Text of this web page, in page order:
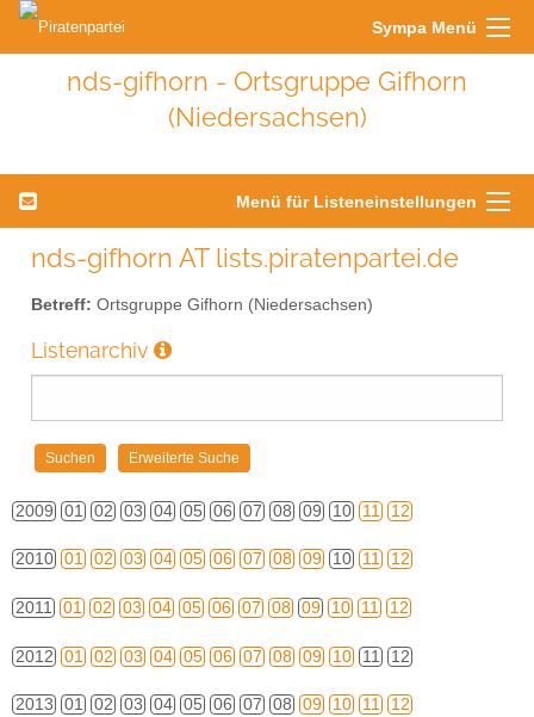
Sympa Menü
nds-gifhorn - Ortsgruppe Gifhorn
(Niedersachsen)
Menü für Listeneinstellungen
nds-gifhorn AT lists.piratenpartei.de
Betreff: Ortsgruppe Gifhorn (Niedersachsen)
Listenarchiv
2009 01 02 03 04 05 06 07 08 09 10 11 12
2010 01 02 03 04 05 06 07 08 09 10 11 12
2011 01 02 03 04 05 06 07 08 09 10 11 12
2012 01 02 03 04 05 06 07 08 09 10 11 12
2013 01 02 03 04 05 06 07 08 09 10 11 12